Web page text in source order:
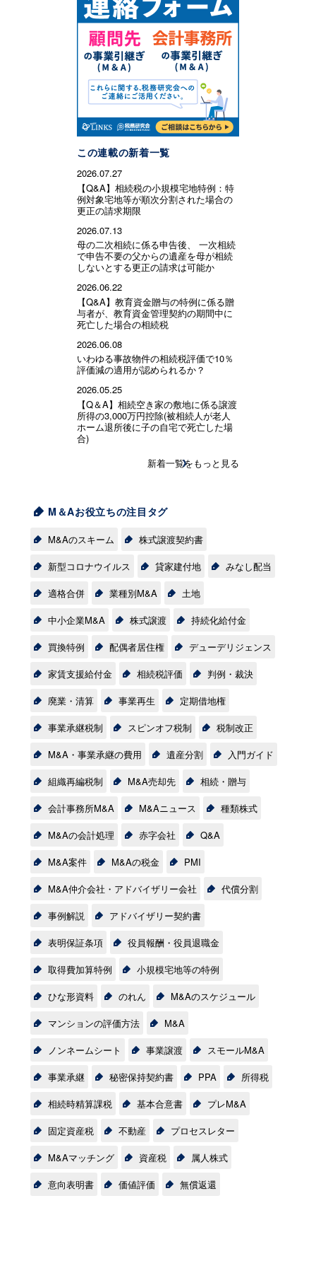
この連載の新着一覧
2026.07.27
【Q&A】相続税の小規模宅地特例：特
例対象宅地等が順次分割された場合の
更正の請求期限
2026.07.13
母の二次相続に係る申告後、 一次相続
で申告不要の父からの遺産を母が相続
しないとする更正の請求は可能か
2026.06.22
【Q&A】教育資金贈与の特例に係る贈
与者が、教育資金管理契約の期間中に
死亡した場合の相続税
2026.06.08
いわゆる事故物件の相続税評価で10％
評価減の適用が認められるか？
2026.05.25
【Q＆A】相続空き家の敷地に係る譲渡
所得の3,000万円控除(被相続人が老人
ホーム退所後に子の自宅で死亡した場
合)
新着一覧をもっと見る
M＆Aお役立ちの注目タグ
M&Aのスキーム
株式譲渡契約書
新型コロナウイルス
貸家建付地
みなし配当
適格合併
業種別M&A
土地
中小企業M&A
株式譲渡
持続化給付金
買換特例
配偶者居住権
デューデリジェンス
家賃支援給付金
相続税評価
判例・裁決
廃業・清算
事業再生
定期借地権
事業承継税制
スピンオフ税制
税制改正
M&A・事業承継の費用
遺産分割
入門ガイド
組織再編税制
M&A売却先
相続・贈与
会計事務所M&A
M&Aニュース
種類株式
M&Aの会計処理
赤字会社
Q&A
M&A案件
M&Aの税金
PMI
M&A仲介会社・アドバイザリー会社
代償分割
事例解説
アドバイザリー契約書
表明保証条項
役員報酬・役員退職金
取得費加算特例
小規模宅地等の特例
ひな形資料
のれん
M&Aのスケジュール
マンションの評価方法
M&A
ノンネームシート
事業譲渡
スモールM&A
事業承継
秘密保持契約書 PPA
所得税
相続時精算課税
基本合意書
プレM&A
固定資産税
不動産
プロセスレター
M&Aマッチング
資産税
属人株式
意向表明書
価値評価 無償返還